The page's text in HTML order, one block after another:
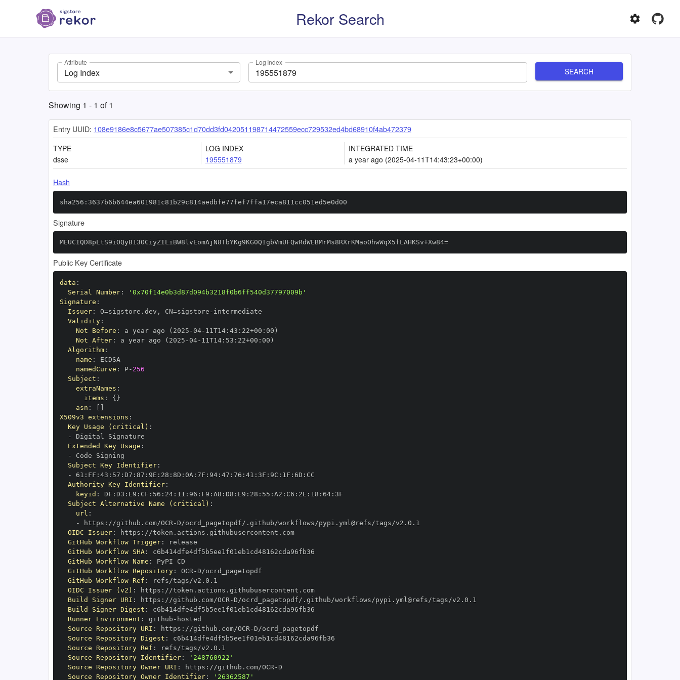
Rekor Search
Attribute
Log Index
Log Index
SEARCH
Showing 1 - 1 of1
Entry UUID: 108e9186e8c5677ae507385c1d70dd3fd042051198714472559ecc729532ed4bd68910f4ab472379
TYPE
dsse
LOG INDEX
195551879
INTEGRATED TIME
a year ago (2025-04-11T14:43:23+00:00)
Hash
sha256:3637b6b644ea601981c81b29c814aedbfe77fef7ffa17eca811cc051ed5e0d00
Signature
MEUCIQD8pLtS9iOQyB13OCiyZILiBW8lvEomAjN8TbYKg9KG0QIgbVmUFQwRdWEBMrMs8RXrKMaoOhwWqX5fLAHKSv+Xw84=
Public Key Certificate
data :
Serial Number:
'0x70f14e0b3d87d094b3218f0b6ff540d37797009b'
Signature :
Issuer: O=sigstore.dev , CN=sigstore -
Validity:
Not Before : a year ago (2025 -04- 11T14: 43 : 22+00 :
Not After: a year ago (2025 -04- 11T14: 53 : 22+00 :
Algorithm:
name :
namedCurve : P- 256
Subject :
extraNames :
items : { }
asn :
X509v3 extensions :
Key Usage (critical) :
-
Extended Key Usage :
-
Subject Key Identifier:
-
61 : FF : 43 : 57 : D7 : 87 : 9E : 28 : 8D : 0A : 7F : 94: 47 : 76 : 41 : 3F : 9C : 1F : 6D :
Authority Key Identifier:
keyid : DF : D3 : E9 : CF : 56 : 24: 11 : 96 : F9 : A8 : D8 : E9 : 28 : 55 : A2 : C6 : 2E : 18 : 64:
Subject Alternative Name (critical) :
url :
-
https : //github.com/OCR -
OIDC Issuer: https :
//token.actions.githubusercontent.com
GitHub Workflow Trigger:
GitHub Workflow SHA:
GitHub Workflow Name :
GitHub Workflow Repository: OCR -
GitHub Workflow Ref :
OIDC Issuer (v2) : https :
//token.actions.githubusercontent.com
Build Signer URI : https : //github.com/OCR -
Build Signer Digest :
Runner Environment : github -
Source Repository URI : https : //github.com/OCR -
Source Repository Digest :
Source Repository Ref :
Source Repository Identifier:
'248760922'
Source Repository Owner URI : https : //github.com/OCR -
Source Repository Owner Identifier: '26362587'